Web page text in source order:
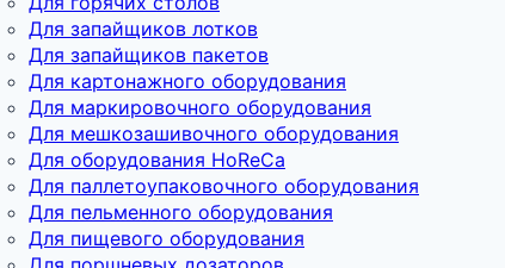
Для запайщиков лотков
Для запайщиков пакетов
Для картонажного оборудования
Для маркировочного оборудования
Для мешкозашивочного оборудования
Для оборудования HoReCa
Для паллетоупаковочного оборудования
Для пельменного оборудования
Для пищевого оборудования